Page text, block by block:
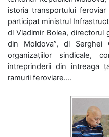
istoria transportului
participat ministrul
dl Vladimir Bolea, directorul
din Moldova”, dl Serghei
organizațiilor sindicale,
întreprinderii din întreaga
ramurii feroviare....